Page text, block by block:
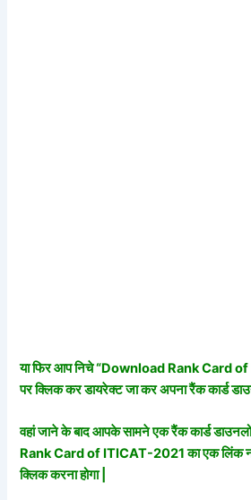
या फिर आप निचे “Download Rank Card
पर क्लिक कर डायरेक्ट जा कर अपना रैंक कार्ड
वहां जाने के बाद आपके सामने एक रैंक कार्ड
Rank Card of ITICAT-2021 का एक लिंक
क्लिक करना होगा |